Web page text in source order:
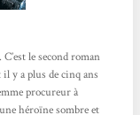
le second roman
il y a plus de cinq ans
procureur à
héroïne sombre et